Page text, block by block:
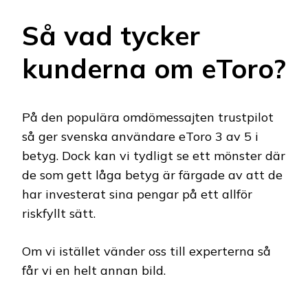
Så vad tycker
kunderna om eToro?
På den populära omdömessajten trustpilot
så ger svenska användare eToro 3 av 5 i
betyg. Dock kan vi tydligt se ett mönster där
de som gett låga betyg är färgade av att de
har investerat sina pengar på ett allför
riskfyllt sätt.
Om vi istället vänder oss till experterna så
får vi en helt annan bild.